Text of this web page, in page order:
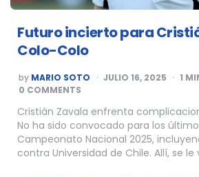
Futuro incierto para
Colo-Colo
POSTED
BY
by MARIO SOTO JULIO 16, 2025 1
0 COMMENTS
Cristián Zavala enfrenta
No ha sido convocado para los
Campeonato Nacional 2025,
contra Universidad de Chile. Allí, se le